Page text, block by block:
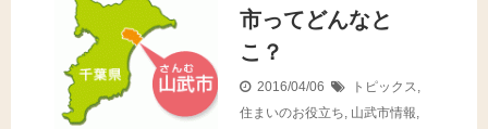
市ってどんなと
こ？
2016/04/06 トピックス,
住まいのお役立ち, 山武市情報,